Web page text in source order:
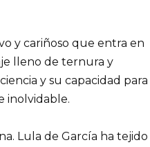
y cariñoso que entra en
lleno de ternura y
y su capacidad para
inolvidable.
Lula de García ha tejido